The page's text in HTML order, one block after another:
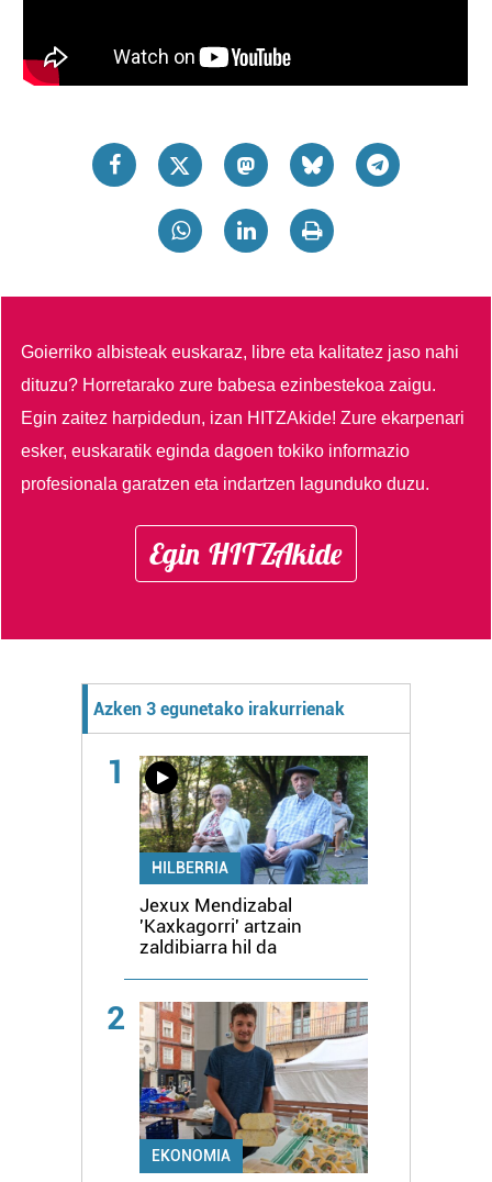
Goierriko albisteak euskaraz, libre eta kalitatez jaso nahi
dituzu? Horretarako zure babesa ezinbestekoa zaigu.
Egin zaitez harpidedun, izan HITZAkide!Zure ekarpenari
esker, euskaratik eginda dagoen tokiko informazio
profesionala garatzen eta indartzen lagunduko duzu.
Egin HITZAkide
Azken 3 egunetako irakurrienak
1
HILBERRIA
Jexux Mendizabal
'Kaxkagorri' artzain
zaldibiarra hil da
2
EKONOMIA